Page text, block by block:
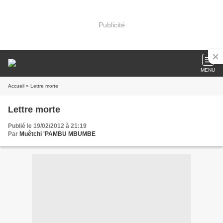
Publicité
MENU
Accueil » Lettre morte
Lettre morte
Publié le 19/02/2012 à 21:19
Par Muêtchi 'PAMBU MBUMBE